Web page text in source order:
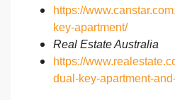
https://
key-apartment/
Real Estate Australia
https://
dual-key-apartment-